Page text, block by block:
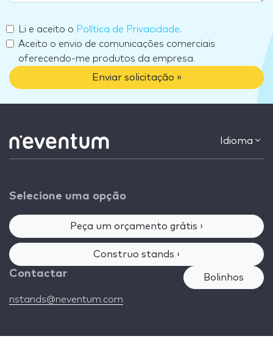
Li e aceito o Política de Privacidade.
Aceito o envio de comunicações comerciais
oferecendo-me produtos da empresa.
Enviar solicitação »
Idioma
Selecione uma opção
Peça um orçamento grátis ›
Construo stands ›
Contactar
nstands@neventum.com
Bolinhos